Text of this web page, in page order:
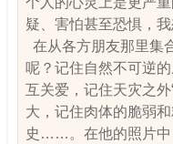
疑、害怕甚至恐惧，
在从各方朋友那里集
呢？记住自然不可逆
互关爱，记住天灾之
大，记住肉体的脆弱
史……。在他的照片中